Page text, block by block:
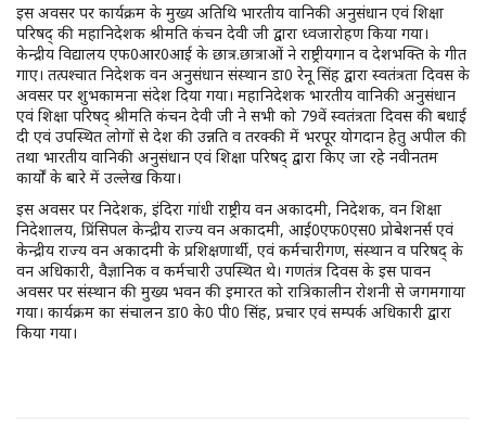
इस अवसर पर कार्यक्रम के मुख्य अतिथि भारतीय वानिकी अनुसंधान एवं शिक्षा
परिषद् की महानिदेशक श्रीमति कंचन देवी जी द्वारा ध्वजारोहण किया गया।
केन्द्रीय विद्यालय एफ0आर0आई के छात्र.छात्राओं ने राष्ट्रीयगान व देशभक्ति के गीत
गाए। तत्पश्चात निदेशक वन अनुसंधान संस्थान डा0 रेनू सिंह द्वारा स्वतंत्रता दिवस के
अवसर पर शुभकामना संदेश दिया गया। महानिदेशक भारतीय वानिकी अनुसंधान
एवं शिक्षा परिषद् श्रीमति कंचन देवी जी ने सभी को 79वें स्वतंत्रता दिवस की बधाई
दी एवं उपस्थित लोगों से देश की उन्नति व तरक्की में भरपूर योगदान हेतु अपील की
तथा भारतीय वानिकी अनुसंधान एवं शिक्षा परिषद् द्वारा किए जा रहे नवीनतम
कार्यों के बारे में उल्लेख किया।
इस अवसर पर निदेशक, इंदिरा गांधी राष्ट्रीय वन अकादमी, निदेशक, वन शिक्षा
निदेशालय, प्रिंसिपल केन्द्रीय राज्य वन अकादमी, आई0एफ0एस0 प्रोबेशनर्स एवं
केन्द्रीय राज्य वन अकादमी के प्रशिक्षणार्थी, एवं कर्मचारीगण, संस्थान व परिषद् के
वन अधिकारी, वैज्ञानिक व कर्मचारी उपस्थित थे। गणतंत्र दिवस के इस पावन
अवसर पर संस्थान की मुख्य भवन की इमारत को रात्रिकालीन रोशनी से जगमगाया
गया। कार्यक्रम का संचालन डा0 के0 पी0 सिंह, प्रचार एवं सम्पर्क अधिकारी द्वारा
किया गया।